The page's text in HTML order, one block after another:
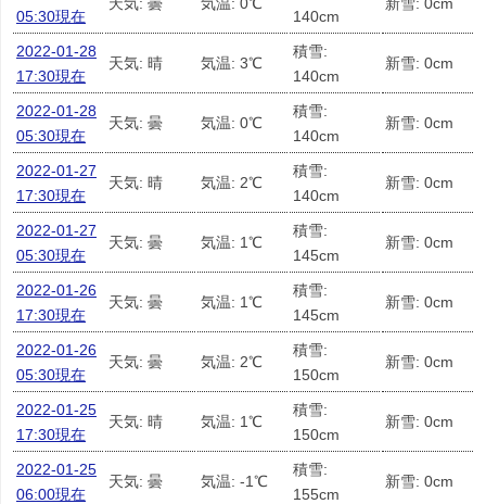
05:30現在
140cm
2022-01-28
17:30現在
天気: 晴 気温: 3℃
積雪:
140cm
新雪: 0cm
2022-01-28
05:30現在
天気: 曇 気温: 0℃
積雪:
140cm
新雪: 0cm
2022-01-27
17:30現在
天気: 晴 気温: 2℃
積雪:
140cm
新雪: 0cm
2022-01-27
05:30現在
天気: 曇 気温: 1℃
積雪:
145cm
新雪: 0cm
2022-01-26
17:30現在
天気: 曇 気温: 1℃
積雪:
145cm
新雪: 0cm
2022-01-26
05:30現在
天気: 曇 気温: 2℃
積雪:
150cm
新雪: 0cm
2022-01-25
17:30現在
天気: 晴 気温: 1℃
積雪:
150cm
新雪: 0cm
2022-01-25
06:00現在
天気: 曇 気温: -1℃
積雪:
155cm
新雪: 0cm